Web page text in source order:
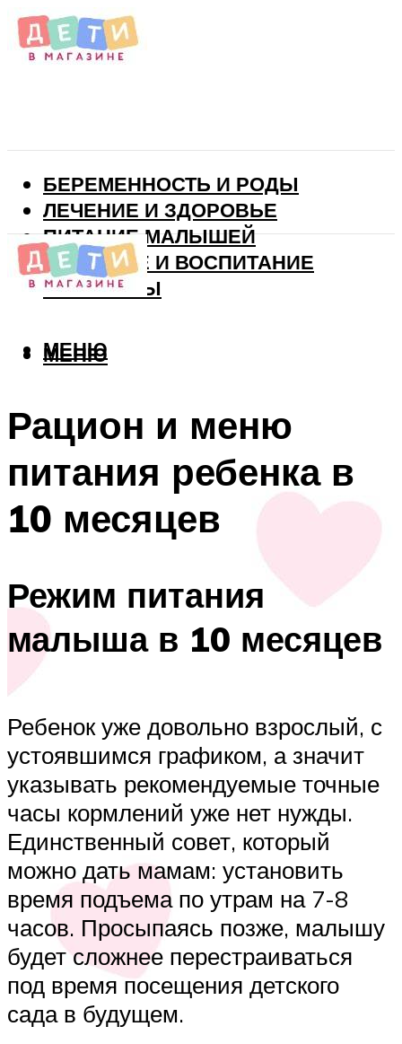
БЕРЕМЕННОСТЬ И РОДЫ
ЛЕЧЕНИЕ И ЗДОРОВЬЕ
ПИТАНИЕ МАЛЫШЕЙ
РАЗВИТИЕ И ВОСПИТАНИЕ
ВИТАМИНЫ
МЕНЮ
МЕНЮ
Рацион и меню
питания ребенка в
10 месяцев
Режим питания
малыша в 10 месяцев
Ребенок уже довольно взрослый, с
устоявшимся графиком, а значит
указывать рекомендуемые точные
часы кормлений уже нет нужды.
Единственный совет, который
можно дать мамам: установить
время подъема по утрам на 7-8
часов. Просыпаясь позже, малышу
будет сложнее перестраиваться
под время посещения детского
сада в будущем.